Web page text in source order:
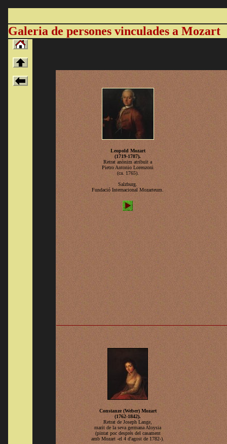
Galeria de persones vinculades a Mozart
Leopold Mozart
(1719-1787).
Retrat anònim atribuït a
Pietro Antonio Lorenzoni
(ca. 1765).
Salzburg.
Fundació Internacional Mozarteum.
Constanze (Weber) Mozart
(1762-1842).
Retrat de Joseph Lange,
marit de la seva germana Aloysia
(pintat poc després del casament
amb Mozart -el 4 d'agost de 1782-).